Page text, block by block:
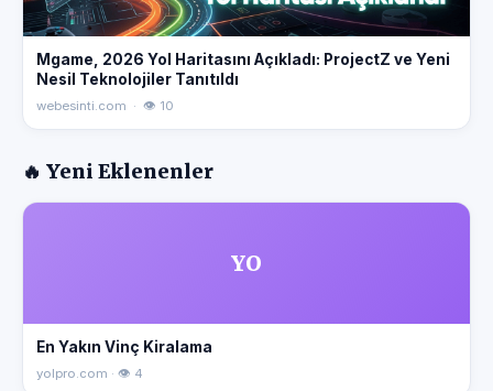
Mgame, 2026 Yol Haritasını Açıkladı: ProjectZ ve Yeni
Nesil Teknolojiler Tanıtıldı
webesinti.com · 👁 10
🔥 Yeni Eklenenler
YO
En Yakın Vinç Kiralama
yolpro.com · 👁 4